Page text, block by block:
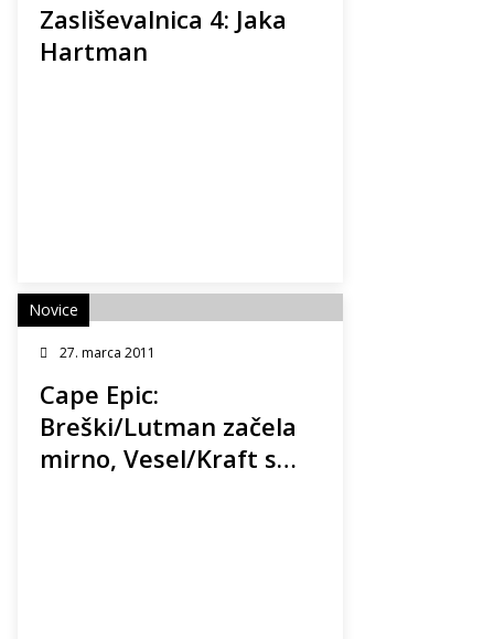
Zasliševalnica 4: Jaka
Hartman
27. marca 2011
Cape Epic:
Breški/Lutman začela
mirno, Vesel/Kraft s
Novice